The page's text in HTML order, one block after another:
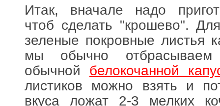
Итак, вначале надо
чтоб сделать "крошево".
зеленые покровные листья
мы обычно
обычной белокочанной
листиков можно взять и
вкуса ложат 2-3 мелких